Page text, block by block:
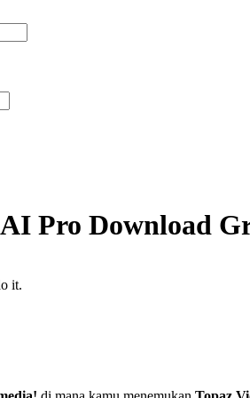
Pro Download
it.